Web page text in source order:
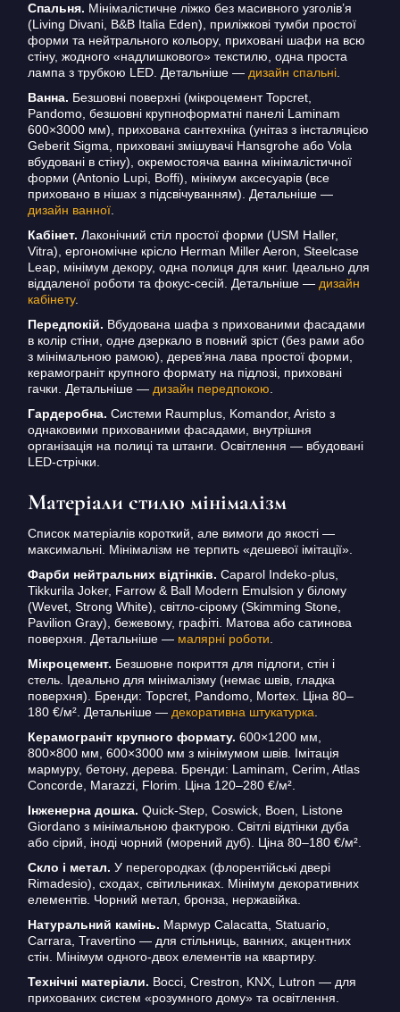
Спальня. Мінімалістичне ліжко без масивного узголів’я
(Living Divani, B&B Italia Eden), приліжкові тумби простої
форми та нейтрального кольору, приховані шафи на всю
стіну, жодного «надлишкового» текстилю, одна проста
лампа з трубкою LED. Детальніше — дизайн спальні.
Ванна. Безшовні поверхні (мікроцемент Topcret,
Pandomo, безшовні крупноформатні панелі Laminam
600×3000 мм), прихована сантехніка (унітаз з інсталяцією
Geberit Sigma, приховані змішувачі Hansgrohe або Vola
вбудовані в стіну), окремостояча ванна мінімалістичної
форми (Antonio Lupi, Boffi), мінімум аксесуарів (все
приховано в нішах з підсвічуванням). Детальніше —
дизайн ванної.
Кабінет. Лаконічний стіл простої форми (USM Haller,
Vitra), ергономічне крісло Herman Miller Aeron, Steelcase
Leap, мінімум декору, одна полиця для книг. Ідеально для
віддаленої роботи та фокус-сесій. Детальніше — дизайн
кабінету.
Передпокій. Вбудована шафа з прихованими фасадами
в колір стіни, одне дзеркало в повний зріст (без рами або
з мінімальною рамою), дерев’яна лава простої форми,
керамограніт крупного формату на підлозі, приховані
гачки. Детальніше — дизайн передпокою
Гардеробна. Системи Raumplus, Komandor, Aristo з
однаковими прихованими фасадами, внутрішня
організація на полиці та штанги. Освітлення — вбудовані
LED-стрічки.
Матеріали стилю мінімалізм
Список матеріалів короткий, але вимоги до якості —
максимальні. Мінімалізм не терпить «дешевої імітації».
Фарби нейтральних відтінків. Caparol Indeko-plus,
Tikkurila Joker, Farrow & Ball Modern Emulsion у білому
(Wevet, Strong White), світло-сірому (Skimming Stone,
Pavilion Gray), бежевому, графіті. Матова або сатинова
поверхня. Детальніше — малярні роботи
Мікроцемент. Безшовне покриття для підлоги, стін і
стель. Ідеально для мінімалізму (немає швів, гладка
поверхня). Бренди: Topcret, Pandomo, Mortex. Ціна 80–
180 €/м². Детальніше — декоративна штукатурка
Керамограніт крупного формату. 600×1200 мм,
800×800 мм, 600×3000 мм з мінімумом швів. Імітація
мармуру, бетону, дерева. Бренди: Laminam, Cerim, Atlas
Concorde, Marazzi, Florim. Ціна 120–280 €/м².
Інженерна дошка. Quick-Step, Coswick, Boen, Listone
Giordano з мінімальною фактурою. Світлі відтінки дуба
або сірий, іноді чорний (морений дуб). Ціна 80–180 €/м².
Скло і метал. У перегородках (флорентійські двері
Rimadesio), сходах, світильниках. Мінімум декоративних
елементів. Чорний метал, бронза, нержавійка.
Натуральний камінь. Мармур Calacatta, Statuario,
Carrara, Travertino — для стільниць, ванних, акцентних
стін. Мінімум одного-двох елементів на квартиру.
Технічні матеріали. Bocci, Crestron, KNX, Lutron — для
прихованих систем «розумного дому» та освітлення.